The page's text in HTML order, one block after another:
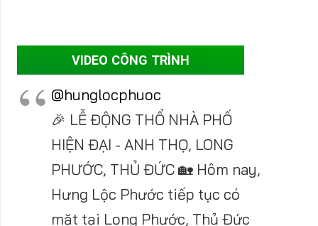
VIDEO CÔNG TRÌNH
@hunglocphuoc
🎉 LỄ ĐỘNG THỔ NHÀ PHỐ
HIỆN ĐẠI - ANH THỌ, LONG
PHƯỚC, THỦ ĐỨC 🏡 Hôm nay,
Hưng Lộc Phước tiếp tục có
mặt tại Long Phước, Thủ Đức